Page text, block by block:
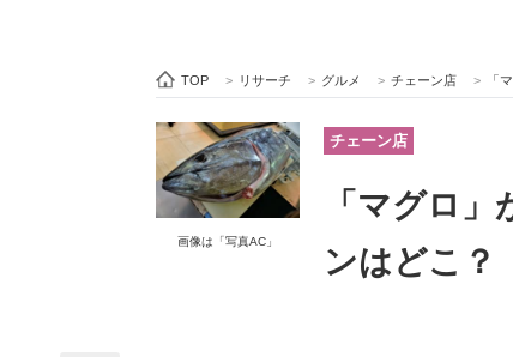
ビジネスと働き方のヒント
ITエンジニア向け専門サイト 企業向
TOP > リサーチ > グルメ > チェーン店 > 「
画像は「写真AC」
チェーン店
「マグロ
ンはどこ？